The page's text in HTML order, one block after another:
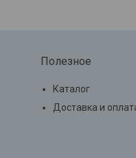
Полезное
Каталог
Доставка и